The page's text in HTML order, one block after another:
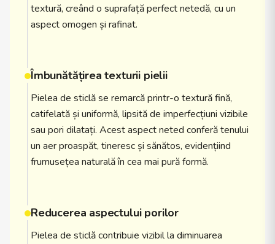
textură, creând o suprafață perfect netedă, cu un
aspect omogen și rafinat.
Îmbunătățirea texturii pielii
Pielea de sticlă se remarcă printr-o textură fină,
catifelată și uniformă, lipsită de imperfecțiuni vizibile
sau pori dilatați. Acest aspect neted conferă tenului
un aer proaspăt, tineresc și sănătos, evidențiind
frumusețea naturală în cea mai pură formă.
Reducerea aspectului porilor
Pielea de sticlă contribuie vizibil la diminuarea